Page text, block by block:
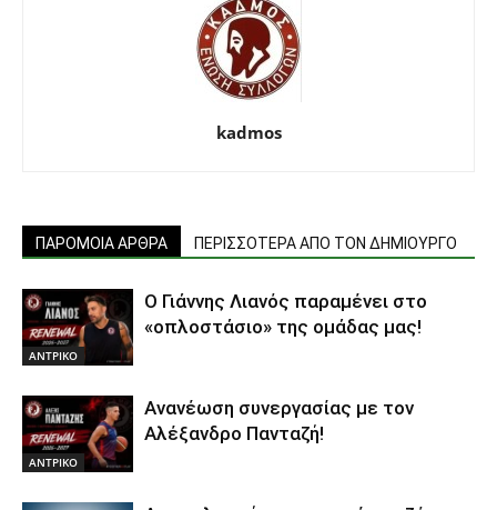
kadmos
ΠΑΡΟΜΟΙΑ ΑΡΘΡΑ ΠΕΡΙΣΣΟΤΕΡΑ ΑΠΟ ΤΟΝ ΔΗΜΙΟΥΡΓΟ
ΑΝTΡΙΚΟ
Ο Γιάννης Λιανός παραμένει στο
«οπλοστάσιο» της ομάδας μας!
ΑΝTΡΙΚΟ
Ανανέωση συνεργασίας με τον
Αλέξανδρο Πανταζή!